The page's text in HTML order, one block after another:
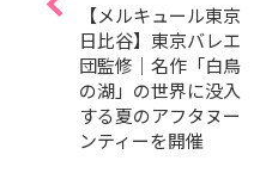
【メルキュール東京
日比谷】東京バレエ
団監修｜名作「白鳥
の湖」の世界に没入
する夏のアフタヌー
ンティーを開催